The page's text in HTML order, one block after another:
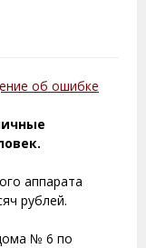
об ошибке
аппарата
рублей.
№ 6 по